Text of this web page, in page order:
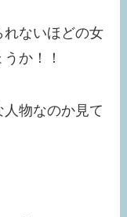
れないほどの女
か！！
物なのか見て